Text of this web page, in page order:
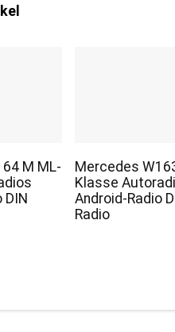
M ML-
Mercedes
Klasse
Android-Radio
Radio